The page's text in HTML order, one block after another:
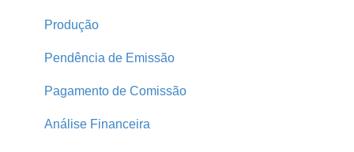
Página Pública
Parametrização
Produtores
Home
Automações
Tarefas
Comunicador da Corretora
Parcelas do Segurado
Sinistros
Produção
Pendência de Emissão
Pagamento de Comissão
Análise Financeira